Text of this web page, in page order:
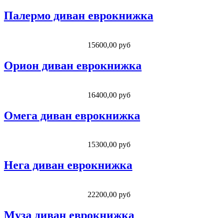
Палермо диван еврокнижка
15600,00 руб
Орион диван еврокнижка
16400,00 руб
Омега диван еврокнижка
15300,00 руб
Нега диван еврокнижка
22200,00 руб
Муза диван еврокнижка